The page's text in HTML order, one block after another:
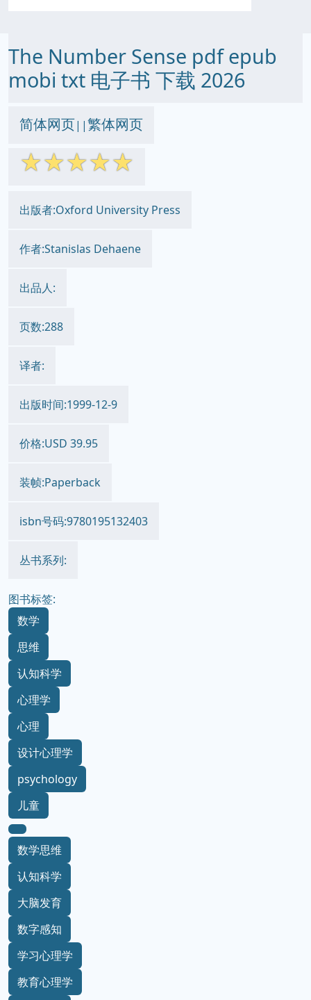
The Number Sense pdf epub
mobi txt 电子书 下载 2026
简体网页||繁体网页
☆☆☆☆☆
出版者:Oxford University Press
作者:Stanislas Dehaene
出品人:
页数:288
译者:
出版时间:1999-12-9
价格:USD 39.95
装帧:Paperback
isbn号码:9780195132403
丛书系列:
图书标签:
数学
思维
认知科学
心理学
心理
设计心理学
psychology
儿童
数学思维
认知科学
大脑发育
数字感知
学习心理学
教育心理学